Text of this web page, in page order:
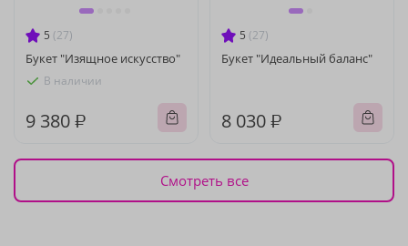
5 (27)
Букет "Изящное искусство"
В наличии
9 380 ₽
5 (27)
Букет "Идеальный баланс"
8 030 ₽
Смотреть все